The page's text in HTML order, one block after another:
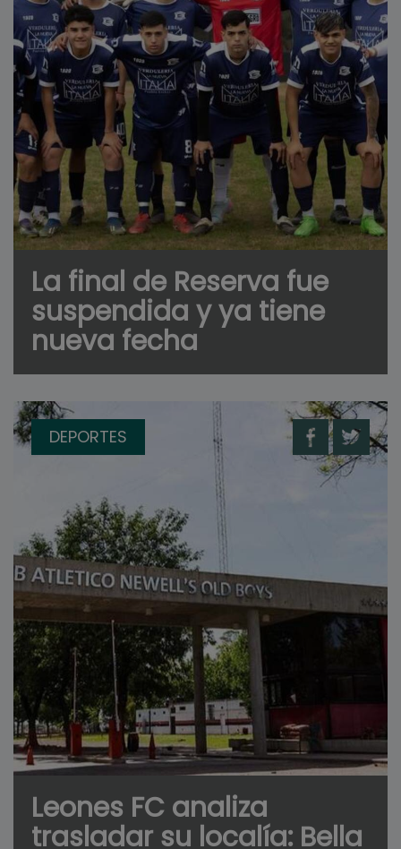
La final de Reserva fue
suspendida y ya tiene
nueva fecha
DEPORTES
Leones FC analiza
trasladar su localía: Bella